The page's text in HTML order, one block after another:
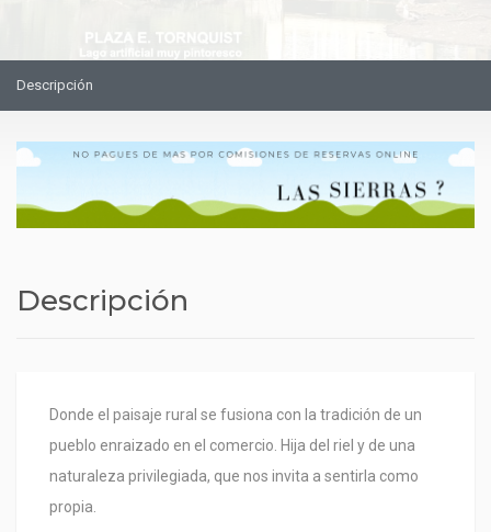
Descripción
Descripción
Donde el paisaje rural se fusiona con la tradición de un
pueblo enraizado en el comercio. Hija del riel y de una
naturaleza privilegiada, que nos invita a sentirla como
propia.